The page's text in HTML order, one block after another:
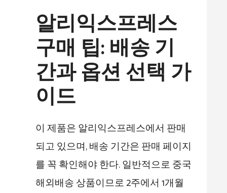
알리익스프레스
구매 팁: 배송 기
간과 옵션 선택 가
이드
이 제품은 알리익스프레스에서 판매
되고 있으며, 배송 기간은 판매 페이지
를 꼭 확인해야 한다. 일반적으로 중국
해외배송 상품이므로 2주에서 1개월